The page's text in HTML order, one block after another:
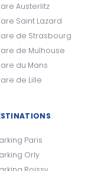
Austerlitz
Saint Lazard
de Strasbourg
de Mulhouse
du Mans
de Lille
Paris
Orly